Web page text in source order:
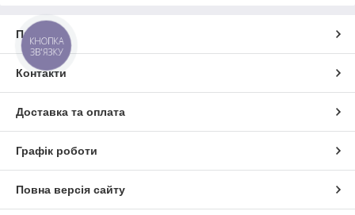
Про нас
Контакти
Доставка та оплата
Графік роботи
Повна версія сайту
КНОПКА
ЗВ'ЯЗКУ